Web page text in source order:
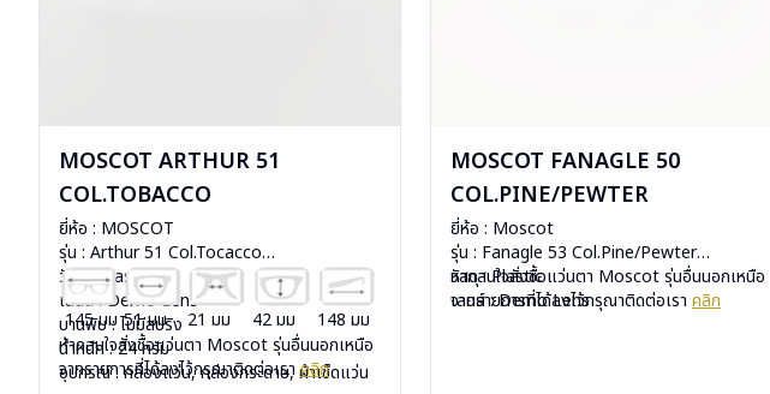
MOSCOT ARTHUR 51
COL.TOBACCO
ยี่ห้อ : MOSCOT
รุ่น : Arthur 51 Col.Tocacco
วัสดุ : Plastic
เลนส์ : Demo Lens
บานพับ : ไม่มีสปริง
น้ำหนัก : 24 กรัม
อุปกรณ์ : กล่องแว่น, กล่องกระดาษ, ผ้าเช็ดแว่น
145 มม 51 มม 21 มม 42 มม
148 มม
หากสนใจสั่งชื้อแว่นตา Moscot รุ่นอื่นนอกเหนือ
จากรายการที่ได้ลงไว้กรุณาติดต่อเราคลิก
MOSCOT FANAGLE 50
COL.PINE/PEWTER
ยี่ห้อ : Moscot
รุ่น : Fanagle 53 Col.Pine/Pewter
วัสดุ : Plastic
เลนส์ : Demo Lens
หากสนใจสั่งชื้อแว่นตา Moscot รุ่นอื่นนอกเหนือ
จากรายการที่ได้ลงไว้กรุณาติดต่อเรา คลิก